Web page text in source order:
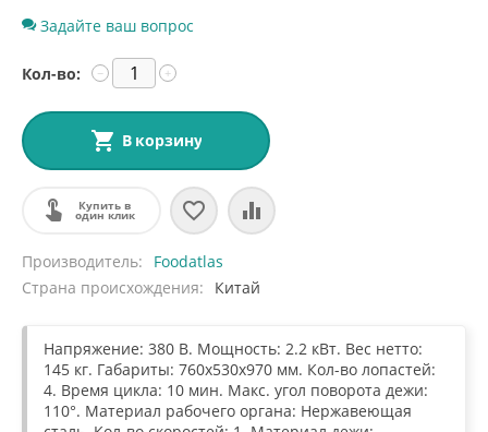
Задайте ваш вопрос
Кол-во: +
−
В корзину
Купить в
один клик
Производитель
Foodatlas
Страна происхождения
Китай
Напряжение: 380 В. Мощность: 2.2 кВт. Вес нетто:
145 кг. Габариты: 760х530х970 мм. Кол-во лопастей:
4. Время цикла: 10 мин. Макс. угол поворота дежи:
110°. Материал рабочего органа: Нержавеющая